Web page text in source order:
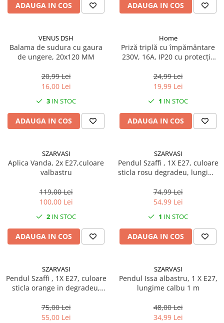
ADAUGA IN COS ADAUGA IN COS
VENUS DSH
Balama de sudura cu gaura
de ungere, 20x120 MM
20,99 Lei
16,00 Lei
3 IN STOC
ADAUGA IN COS
Home
Priză triplă cu împământare
230V, 16A, IP20 cu protecție
24,99 Lei
19,99 Lei
1 IN STOC
ADAUGA IN COS
SZARVASI
Aplica Vanda, 2x E27,culoare
valbastru
119,00 Lei
100,00 Lei
2 IN STOC
ADAUGA IN COS
SZARVASI
Pendul Szaffi , 1X E27, culoare
sticla rosu degradeu, lungime
74,99 Lei
54,99 Lei
1 IN STOC
ADAUGA IN COS
SZARVASI
Pendul Szaffi , 1X E27, culoare
sticla orange in degradeu,
75,00 Lei
55,00 Lei
SZARVASI
Pendul Issa albastru, 1 X E27,
lungime calbu 1 m
48,00 Lei
34,99 Lei